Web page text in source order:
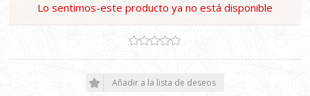
Lo sentimos-este producto ya no está disponible